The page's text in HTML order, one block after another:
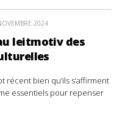
2024
leitmotiv des
récent bien qu’ils s’affirment
essentiels pour repenser